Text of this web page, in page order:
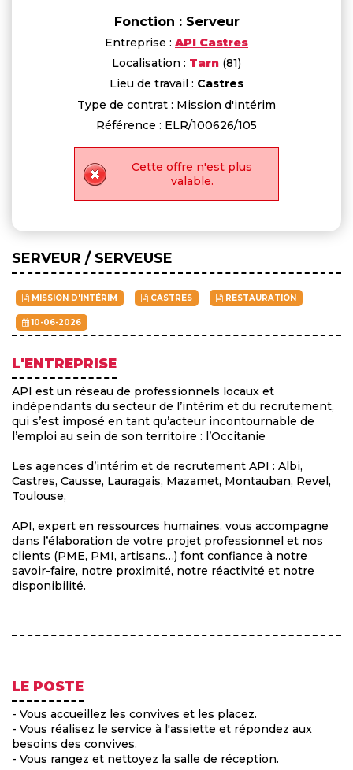
Fonction : Serveur
Entreprise : API Castres
Localisation : Tarn (81)
Lieu de travail : Castres
Type de contrat : Mission d'intérim
Référence : ELR/100626/105
Cette offre n'est plus
valable.
SERVEUR / SERVEUSE
MISSION D'INTÉRIM CASTRES RESTAURATION
10-06-2026
L'ENTREPRISE
API est un réseau de professionnels locaux et
indépendants du secteur de l’intérim et du recrutement,
qui s’est imposé en tant qu’acteur incontournable de
l’emploi au sein de son territoire : l’Occitanie
Les agences d’intérim et de recrutement API : Albi,
Castres, Causse, Lauragais, Mazamet, Montauban, Revel,
Toulouse,
API, expert en ressources humaines, vous accompagne
dans l’élaboration de votre projet professionnel et nos
clients (PME, PMI, artisans…) font confiance à notre
savoir-faire, notre proximité, notre réactivité et notre
disponibilité.
LE POSTE
- Vous accueillez les convives et les placez.
- Vous réalisez le service à l'assiette et répondez aux
besoins des convives.
- Vous rangez et nettoyez la salle de réception.